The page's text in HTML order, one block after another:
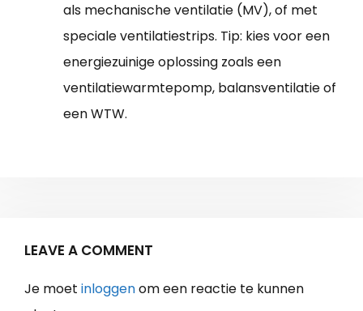
als mechanische ventilatie (MV), of met
speciale ventilatiestrips. Tip: kies voor een
energiezuinige oplossing zoals een
ventilatiewarmtepomp, balansventilatie of
een WTW.
LEAVE A COMMENT
Je moet inloggenom een reactie te kunnen